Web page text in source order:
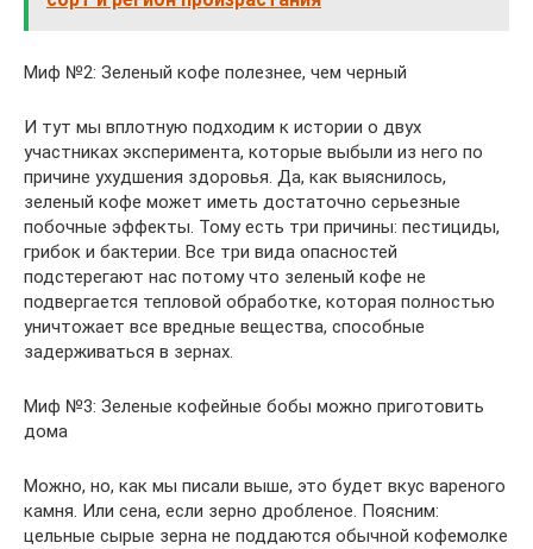
Миф №2: Зеленый кофе полезнее, чем черный
И тут мы вплотную подходим к истории о двух
участниках эксперимента, которые выбыли из него по
причине ухудшения здоровья. Да, как выяснилось,
зеленый кофе может иметь достаточно серьезные
побочные эффекты. Тому есть три причины: пестициды,
грибок и бактерии. Все три вида опасностей
подстерегают нас потому что зеленый кофе не
подвергается тепловой обработке, которая полностью
уничтожает все вредные вещества, способные
задерживаться в зернах.
Миф №3: Зеленые кофейные бобы можно приготовить
дома
Можно, но, как мы писали выше, это будет вкус вареного
камня. Или сена, если зерно дробленое. Поясним:
цельные сырые зерна не поддаются обычной кофемолке